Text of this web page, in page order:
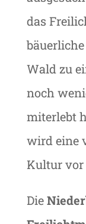
das
Wald zu
noch
miterlebt
wird eine
Kultur vor
Die